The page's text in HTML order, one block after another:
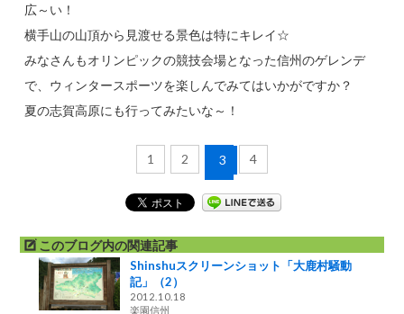
広～い！
横手山の山頂から見渡せる景色は特にキレイ☆
みなさんもオリンピックの競技会場となった信州のゲレンデ
で、ウィンタースポーツを楽しんでみてはいかがですか？
夏の志賀高原にも行ってみたいな～！
1 2 3 4
このブログ内の関連記事
Shinshuスクリーンショット「大鹿村騒動
記」（2）
2012.10.18
楽園信州